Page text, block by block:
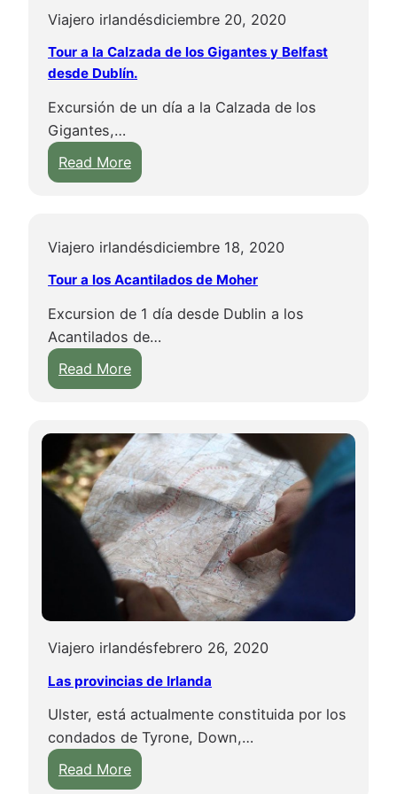
Viajero irlandésdiciembre 20, 2020
Tour a la Calzada de los Gigantes y Belfast
desde Dublín.
Excursión de un día a la Calzada de los
Gigantes,…
Read More:
T
r
a
a
C
a
l
a
d
a
d
e
l
o
G
i
a
n
t
s
Viajero irlandésdiciembre 18, 2020
Tour a los Acantilados de Moher
Excursion de 1 día desde Dublin a los
Acantilados de…
Read More:
T
u
r
a
l
o
s
A
a
n
i
l
a
d
o
Viajero irlandésfebrero 26, 2020
Las provincias de Irlanda
Ulster, está actualmente constituida por los
condados de Tyrone, Down,…
Read More: